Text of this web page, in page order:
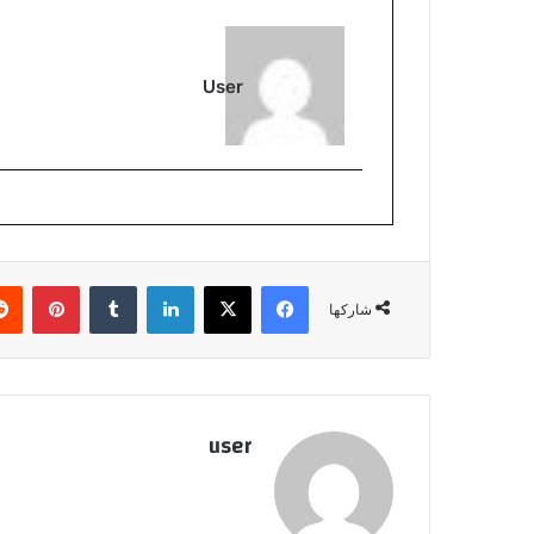
User
شاركها
فيسبوك ‫X لينكدإن
user